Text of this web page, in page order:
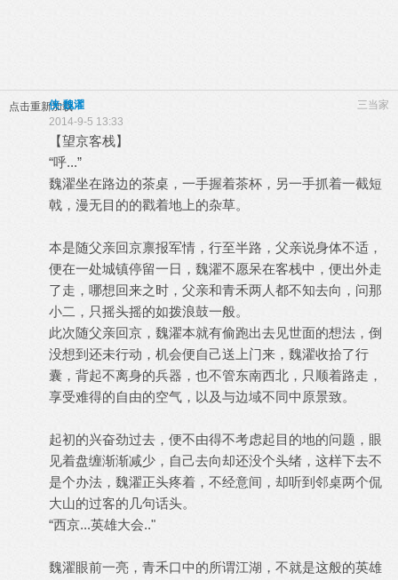
点击重新加载 三当家
侠·魏濯
2014-9-5 13:33
【望京客栈】
“呼...”
魏濯坐在路边的茶桌，一手握着茶杯，另一手抓着一截短
戟，漫无目的的戳着地上的杂草。
本是随父亲回京禀报军情，行至半路，父亲说身体不适，
便在一处城镇停留一日，魏濯不愿呆在客栈中，便出外走
了走，哪想回来之时，父亲和青禾两人都不知去向，问那
小二，只摇头摇的如拨浪鼓一般。
此次随父亲回京，魏濯本就有偷跑出去见世面的想法，倒
没想到还未行动，机会便自己送上门来，魏濯收拾了行
囊，背起不离身的兵器，也不管东南西北，只顺着路走，
享受难得的自由的空气，以及与边域不同中原景致。
起初的兴奋劲过去，便不由得不考虑起目的地的问题，眼
见着盘缠渐渐减少，自己去向却还没个头绪，这样下去不
是个办法，魏濯正头疼着，不经意间，却听到邻桌两个侃
大山的过客的几句话头。
“西京...英雄大会.."
魏濯眼前一亮，青禾口中的所谓江湖，不就是这般的英雄